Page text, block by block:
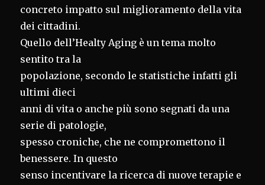
concreto impatto sul miglioramento della vita
dei cittadini.
Quello dell’Healty Aging è un tema molto
sentito tra la
popolazione, secondo le statistiche infatti gli
ultimi dieci
anni di vita o anche più sono segnati da una
serie di patologie,
spesso croniche, che ne compromettono il
benessere. In questo
senso incentivare la ricerca di nuove terapie e